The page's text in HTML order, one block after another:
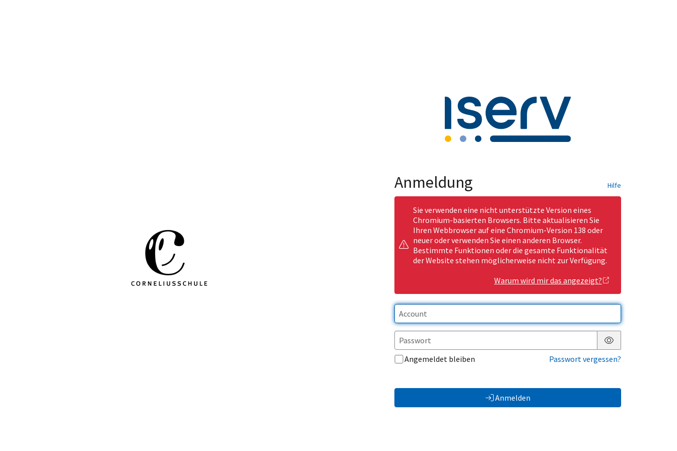
Anmeldung Hilfe
Sie verwenden eine nicht unterstützte Version eines
Chromium-basierten Browsers. Bitte aktualisieren Sie
Ihren Webbrowser auf eine Chromium-Version 138 oder
neuer oder verwenden Sie einen anderen Browser.
Bestimmte Funktionen oder die gesamte Funktionalität
der Website stehen möglicherweise nicht zur Verfügung.
Warum wird mir das angezeigt?
Passwort anzeigen
Angemeldet bleiben
Passwort vergessen?
Anmelden